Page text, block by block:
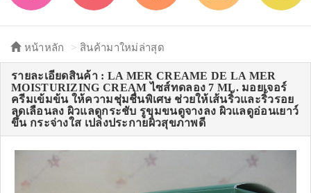
หน้าหลัก สินค้ามาใหม่ล่าสุด
รายละเอียดสินค้า : LA MER CREAME DE LA MER
MOISTURIZING CREAM ไซส์ทดลอง 7 ML. มอยเจอร์
ครีมเข้มข้น ให้ความชุ่มชื่นพิเศษ ช่วยให้เส้นริ้วและริ้วรอย
ลดเลือนลง ผิวแลดูกระชับ รูขุมขนดูจางลง ผิวแลดูอ่อนเยาว์
ขึ้น กระจ่างใส เปล่งประกายผิวสุขภาพดี